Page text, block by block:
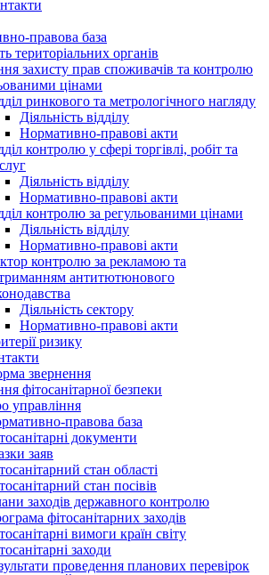
правова база
територіальних органів
захисту прав споживачів та контролю
цінами
ринкового та метрологічного нагляду
Діяльність відділу
Нормативно-правові акти
контролю у сфері торгівлі, робіт та
Діяльність відділу
Нормативно-правові акти
контролю за регульованими цінами
Діяльність відділу
Нормативно-правові акти
контролю за рекламою та
антитютюнового
Діяльність сектору
Нормативно-правові акти
ризику
звернення
фітосанітарної безпеки
управління
правова база
документи
заяв
стан області
стан посівів
заходів державного контролю
фітосанітарних заходів
вимоги країн світу
заходи
проведення планових перевірок